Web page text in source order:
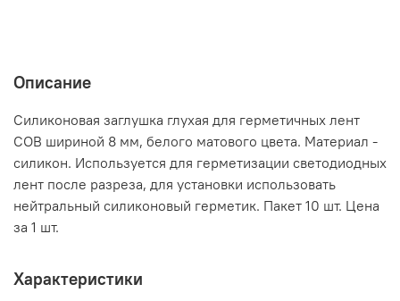
Описание
Силиконовая заглушка глухая для герметичных лент
COB шириной 8 мм, белого матового цвета. Материал -
силикон. Используется для герметизации светодиодных
лент после разреза, для установки использовать
нейтральный силиконовый герметик. Пакет 10 шт. Цена
за 1 шт.
Характеристики